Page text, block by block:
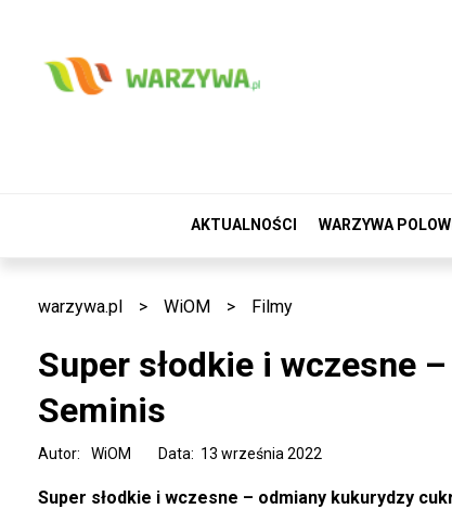
AKTUALNOŚCI WARZYWA
warzywa.pl > WiOM > Filmy
Super słodkie i wczesne
Seminis
Data: 13 września 2022
Autor: WiOM
Super słodkie i wczesne – odmiany kukurydzy